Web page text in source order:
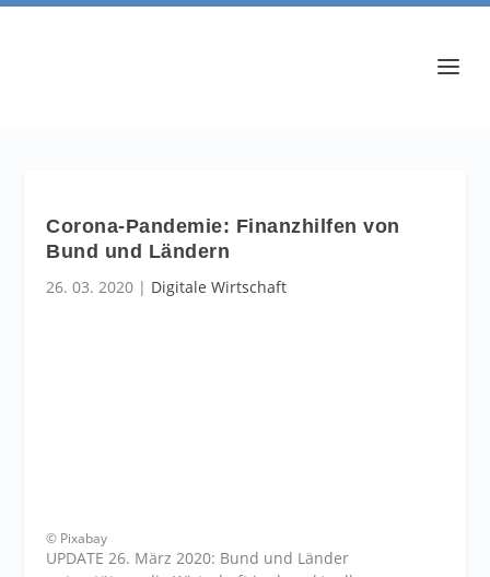
Corona-Pandemie: Finanzhilfen von
Bund und Ländern
26. 03. 2020 | Digitale Wirtschaft
© Pixabay
UPDATE 26. März 2020: Bund und Länder